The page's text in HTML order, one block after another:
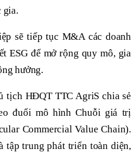
gia.
sẽ tiếp tục M&A các doanh
ESG để mở rộng quy mô, gia
hưởng.
tịch HĐQT TTC AgriS chia sẻ
đuổi mô hình Chuỗi giá trị
Commercial Value Chain).
tập trung phát triển toàn diện,